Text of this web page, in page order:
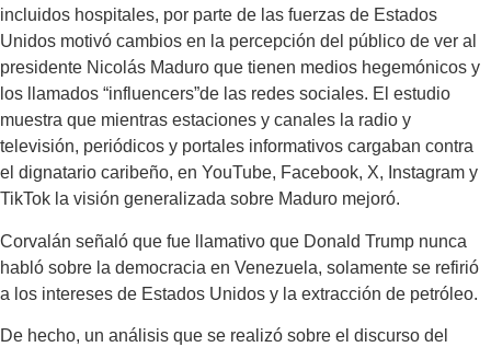
incluidos hospitales, por parte de las fuerzas de Estados
Unidos motivó cambios en la percepción del público de ver al
presidente Nicolás Maduro que tienen medios hegemónicos y
los llamados “influencers”de las redes sociales. El estudio
muestra que mientras estaciones y canales la radio y
televisión, periódicos y portales informativos cargaban contra
el dignatario caribeño, en YouTube, Facebook, X, Instagram y
TikTok la visión generalizada sobre Maduro mejoró.
Corvalán señaló que fue llamativo que Donald Trump nunca
habló sobre la democracia en Venezuela, solamente se refirió
a los intereses de Estados Unidos y la extracción de petróleo.
De hecho, un análisis que se realizó sobre el discurso del